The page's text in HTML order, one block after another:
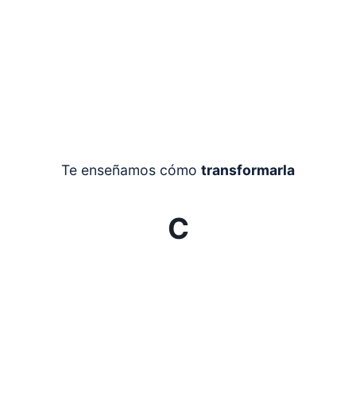
Te enseñamos cómo transformarla
C